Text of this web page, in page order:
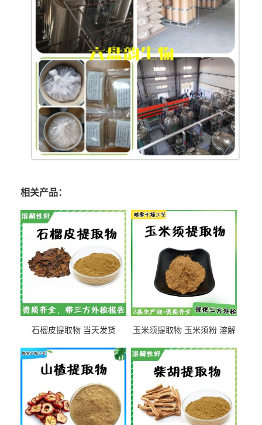
相关产品：
石榴皮提取物 当天发货
玉米须提取物 玉米须粉 溶解